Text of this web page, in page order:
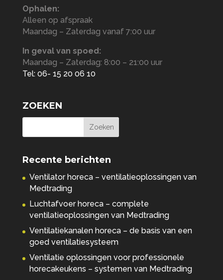
Ophalen:
Alleen op afspraak
Maandag – Zaterdag vanaf 7:00 uur
In geval van spoed:
Maandag – Zaterdag: 8:00 – 21:00 uur
Tel: 06- 15 20 06 10
ZOEKEN
Recente berichten
Ventilator horeca – ventilatieoplossingen van
Medtrading
Luchtafvoer horeca – complete
ventilatieoplossingen van Medtrading
Ventilatiekanalen horeca – de basis van een
goed ventilatiesysteem
Ventilatie oplossingen voor professionele
horecakeukens – systemen van Medtrading